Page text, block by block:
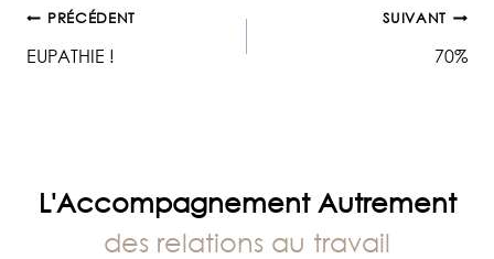
Navigation
PRÉCÉDENT
EUPATHIE !
SUIVANT
70%
L'Accompagnement Autrement
des relations au travail